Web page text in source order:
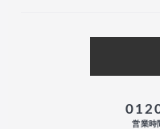
営業時